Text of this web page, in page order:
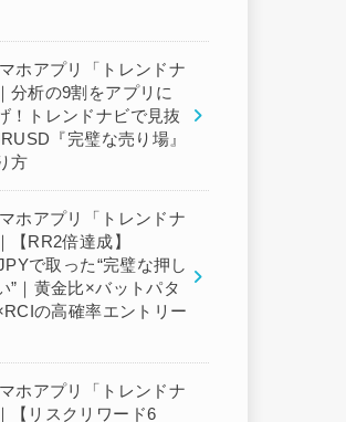
ホアプリ「トレンドナ
分析の9割をアプリに
！トレンドナビで見抜
『完璧な売り場』
方
ホアプリ「トレンドナ
【RR2倍達成】
で取った“完璧な押し
”｜黄金比×バットパタ
の高確率エントリー
ホアプリ「トレンドナ
【リスクリワード6